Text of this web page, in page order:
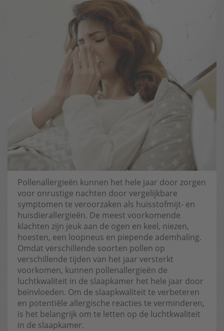
Pollenallergieën kunnen het hele jaar door zorgen
voor onrustige nachten door vergelijkbare
symptomen te veroorzaken als huisstofmijt- en
huisdierallergieën. De meest voorkomende
klachten zijn jeuk aan de ogen en keel, niezen,
hoesten, een loopneus en piepende ademhaling.
Omdat verschillende soorten pollen op
verschillende tijden van het jaar versterkt
voorkomen, kunnen pollenallergieën de
luchtkwaliteit in de slaapkamer het hele jaar door
beïnvloeden. Om de slaapkwaliteit te verbeteren
en potentiële allergische reacties te verminderen,
is het belangrijk om te letten op de luchtkwaliteit
in de slaapkamer.